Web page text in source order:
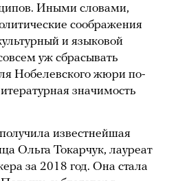
Иными словами,
соображения
и языковой
уж сбрасывать
Нобелевского жюри по-
значимость
известнейшая
Ольга Токарчук, лауреат
за 2018 год. Она стала